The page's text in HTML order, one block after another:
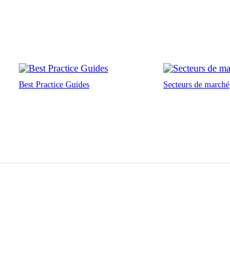
Best Practice Guides Secteurs de marché